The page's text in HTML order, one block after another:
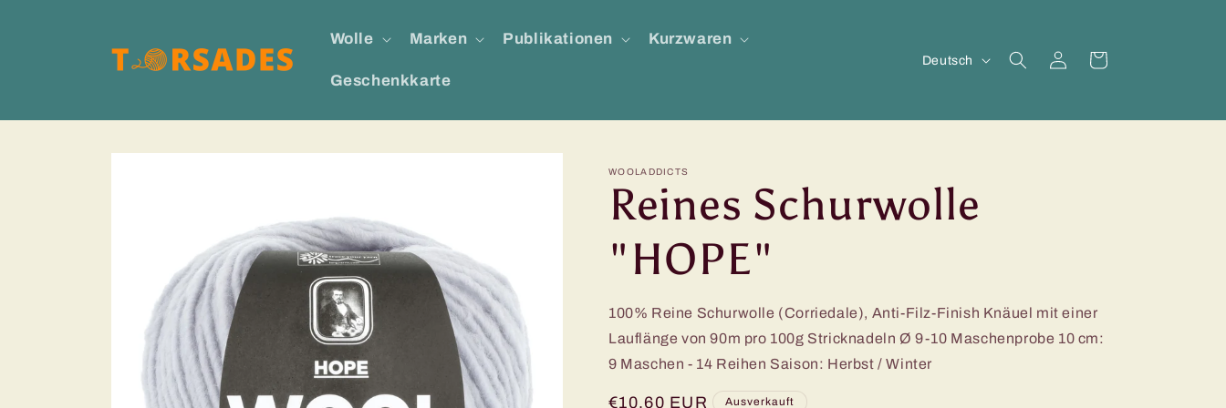
Wolle Marken Publikationen Kurzwaren
Geschenkkarte
S
r
h
Deutsch EinloggenWarenkorb
WOOLADDICTS
Reines Schurwolle
"HOPE"
100% Reine Schurwolle (Corriedale), Anti-Filz-Finish Knäuel mit einer
Lauflänge von 90m pro 100g Stricknadeln Ø 9-10 Maschenprobe 10 cm:
9 Maschen - 14 Reihen Saison: Herbst / Winter
Normaler
€10,60 EUR Ausverkauft